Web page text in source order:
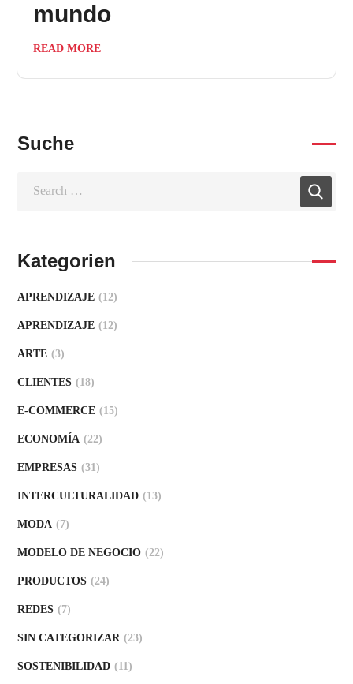
mundo
READ MORE
Suche
Kategorien
APRENDIZAJE (12)
APRENDIZAJE (12)
ARTE (3)
CLIENTES (18)
E-COMMERCE (15)
ECONOMÍA (22)
EMPRESAS (31)
INTERCULTURALIDAD (13)
MODA (7)
MODELO DE NEGOCIO (22)
PRODUCTOS (24)
REDES (7)
SIN CATEGORIZAR (23)
SOSTENIBILIDAD (11)